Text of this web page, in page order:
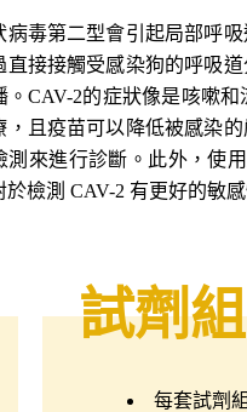
病毒第二型會引起局部呼
直接接觸受感染狗的呼吸
。CAV-2的症狀像是咳嗽
，且疫苗可以降低被感染
測來進行診斷。此外，使
於檢測 CAV-2 有更好的敏
試劑
每套試劑